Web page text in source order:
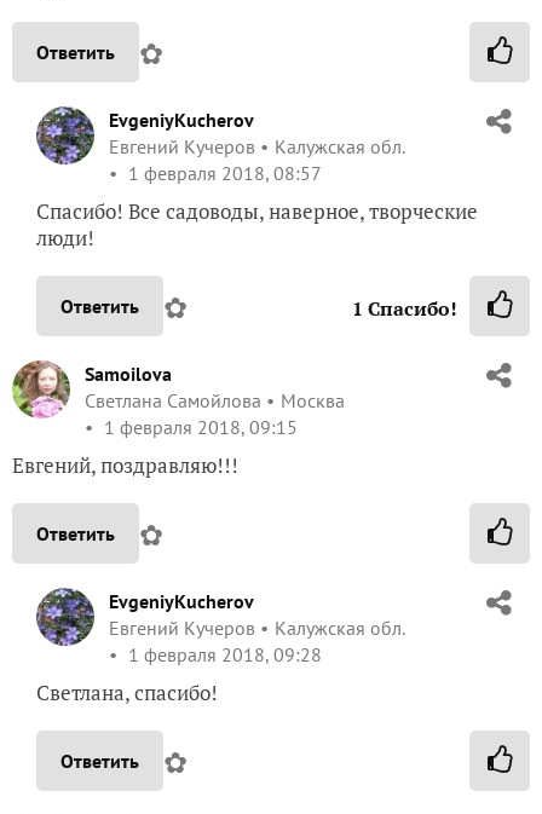
Ответить ✿
EvgeniyKucherov
Евгений Кучеров
Калужская обл.
1 февраля 2018, 08:57
Спасибо! Все садоводы, наверное, творческие
люди!
Ответить ✿ 1 Спасибо!
Samoilova
Светлана Самойлова
Москва
1 февраля 2018, 09:15
Евгений, поздравляю!!!
Ответить ✿
EvgeniyKucherov
Евгений Кучеров
Калужская обл.
1 февраля 2018, 09:28
Светлана, спасибо!
Ответить ✿